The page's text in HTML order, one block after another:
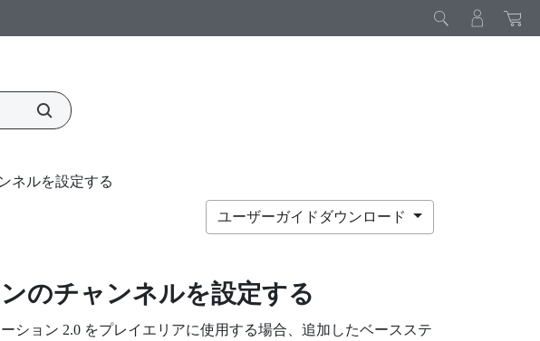
ネルを設定する
ユーザーガイドダウンロード
のチャンネルを設定する
ション 2.0 をプレイエリアに使用する場合、追加したベースステ